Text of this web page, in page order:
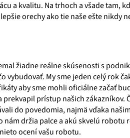
a kvalitu. Na trhoch a všade tam,
orechy ako tie naše ešte nikdy
žiadne reálne skúsenosti s
vybudovať. My sme jeden celý rok
aby sme mohli oficiálne začať
prístup našich zákazníkov.
do povedomia, najmä vďaka
nám držia palce a akú skvelú
ocení vašu robotu.